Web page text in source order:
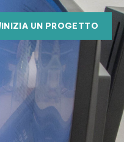
INIZIA UN PROGETTO